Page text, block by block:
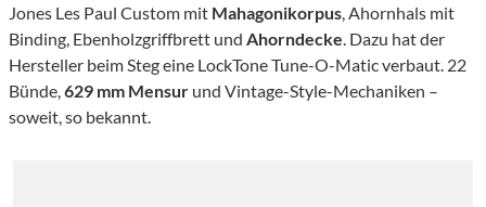
Jones Les Paul Custom mit Mahagonikorpus , Ahornhals mit
Binding, Ebenholzgriffbrett und Ahorndecke . Dazu hat der
Hersteller beim Steg eine LockTone Tune-O-Matic verbaut. 22
Bünde, 629 mm Mensur und Vintage-Style-Mechaniken –
soweit, so bekannt.